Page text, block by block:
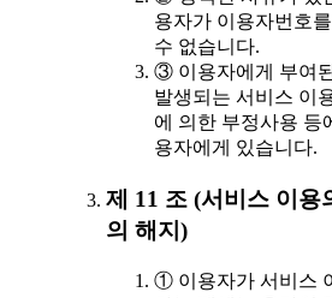
용자가 이용자번호
수 없습니다.
③ 이용자에게 부여
발생되는 서비스 이
에 의한 부정사용 등
용자에게 있습니다.
제 11 조 (서비스 이용
의 해지)
① 이용자가 서비스